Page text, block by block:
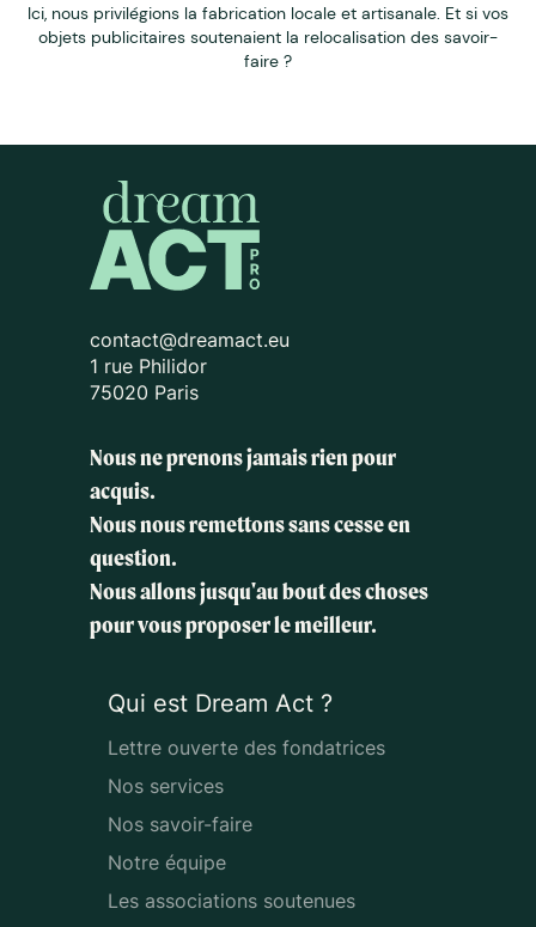
Ici, nous privilégions la fabrication locale et artisanale. Et si vos
objets publicitaires soutenaient la relocalisation des savoir-
faire ?
contact@dreamact.eu
1 rue Philidor
75020 Paris
Nous ne prenons jamais rien pour
acquis.
Nous nous remettons sans cesse en
question.
Nous allons jusqu'au bout des choses
pour vous proposer le meilleur.
Qui est Dream Act ?
Lettre ouverte des fondatrices
Nos services
Nos savoir-faire
Notre équipe
Les associations soutenues